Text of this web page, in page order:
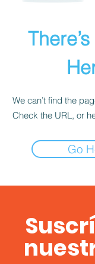
We can’t find the
Check the URL, or
Go